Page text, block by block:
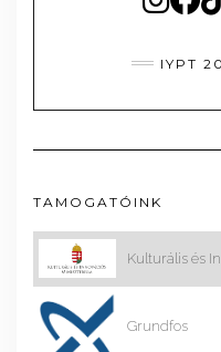
IYPT
TAMOGATÓINK
Kulturális és
Grundfos